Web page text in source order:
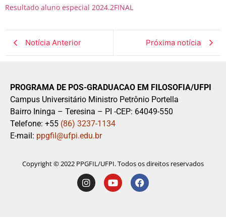
Resultado aluno especial 2024.2FINAL
Notícia Anterior Próxima notícia
PROGRAMA DE POS-GRADUACAO EM FILOSOFIA/UFPI
Campus Universitário Ministro Petrônio Portella
Bairro Ininga – Teresina – PI -CEP: 64049-550
Telefone: +55 (86) 3237-1134
E-mail: ppgfil@ufpi.edu.br
Copyright © 2022 PPGFIL/UFPI. Todos os direitos reservados